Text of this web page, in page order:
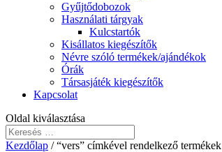
Gyűjtődobozok
Használati tárgyak
Kulcstartók
Kisállatos kiegészítők
Névre szóló termékek/ajándékok
Órák
Társasjáték kiegészítők
Kapcsolat
Oldal kiválasztása
Kezdőlap / “vers” címkével rendelkező termékek